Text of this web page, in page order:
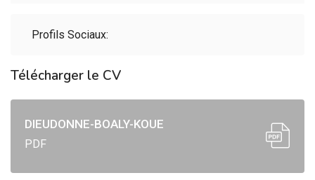
Profils Sociaux:
Télécharger le CV
DIEUDONNE-BOALY-KOUE
PDF